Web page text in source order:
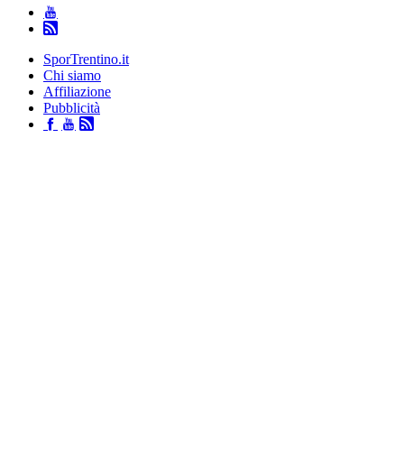
SporTrentino.it
Chi siamo
Affiliazione
Pubblicità